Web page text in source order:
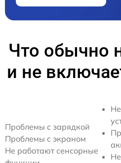
Что обычно
и не
Проблемы с зарядкой
Проблемы с экраном
Не работают сенсорные